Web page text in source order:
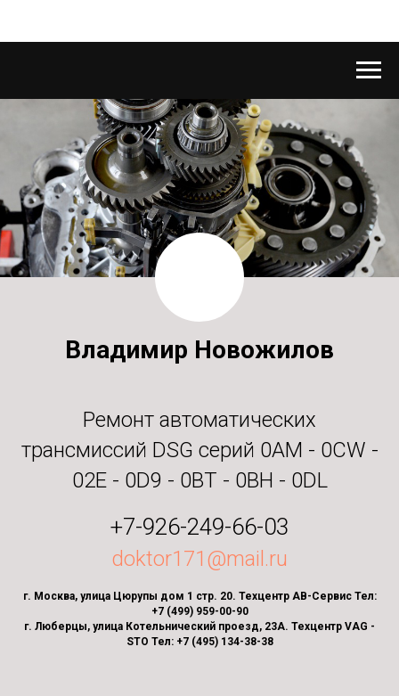
Владимир Новожилов
Ремонт автоматических
трансмиссий DSG серий 0AM - 0CW -
02E - 0D9 - 0BT - 0BH - 0DL
+7-926-249-66-03
doktor171@mail.ru
г. Москва, улица Цюрупы дом 1 стр. 20. Техцентр АВ-Сервис Тел:
+7 (499) 959-00-90
г. Люберцы, улица Котельнический проезд, 23А. Техцентр VAG -
STO Тел: +7 (495) 134-38-38